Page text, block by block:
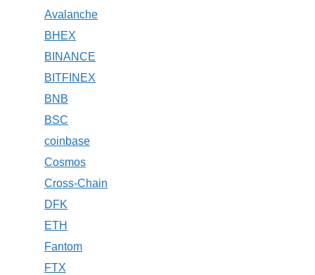
Avalanche
BHEX
BINANCE
BITFINEX
BNB
BSC
coinbase
Cosmos
Cross-Chain
DFK
ETH
Fantom
FTX